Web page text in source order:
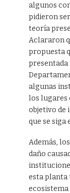
algunos
pidieron
teoría
Aclararon
propuesta
presentada
algunas
los lugares
objetivo de
que se siga
Además,
daño
esta planta
ecosistema